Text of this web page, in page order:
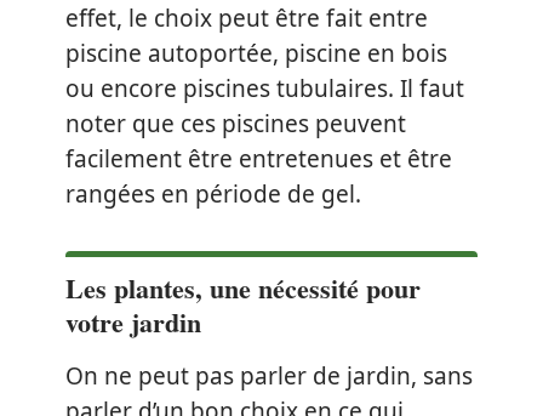
effet, le choix peut être fait entre
piscine autoportée, piscine en bois
ou encore piscines tubulaires. Il faut
noter que ces piscines peuvent
facilement être entretenues et être
rangées en période de gel.
Les plantes, une nécessité pour
votre jardin
On ne peut pas parler de jardin, sans